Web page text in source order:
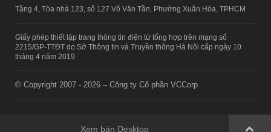
Tầng 4, Tòa nhà 123, số 127 Võ Văn Tần, Phường Xuân Hòa, TPHCM
Giấy phép thiết lập trang thông tin điện tử tổng hợp trên mạng số
2215/GP-TTĐT do Sở Thông tin và Truyền thông Hà Nội cấp ngày 10
tháng 4 năm 2019
© Copyright 2007 - 2026 – Công ty Cổ phần VCCorp
Xem bản Desktop